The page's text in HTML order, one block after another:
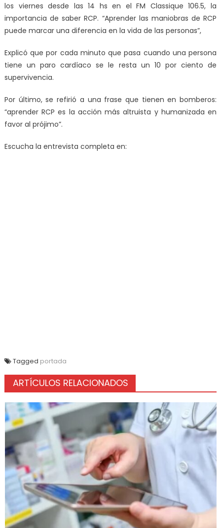
los viernes desde las 14 hs en el FM Classique 106.5, la
importancia de saber RCP. “Aprender las maniobras de RCP
puede marcar una diferencia en la vida de las personas”,
Explicó que por cada minuto que pasa cuando una persona
tiene un paro cardíaco se le resta un 10 por ciento de
supervivencia.
Por último, se refirió a una frase que tienen en bomberos:
“aprender RCP es la acción más altruista y humanizada en
favor al prójimo”.
Escucha la entrevista completa en:
Tagged portada
ARTÍCULOS RELACIONADOS